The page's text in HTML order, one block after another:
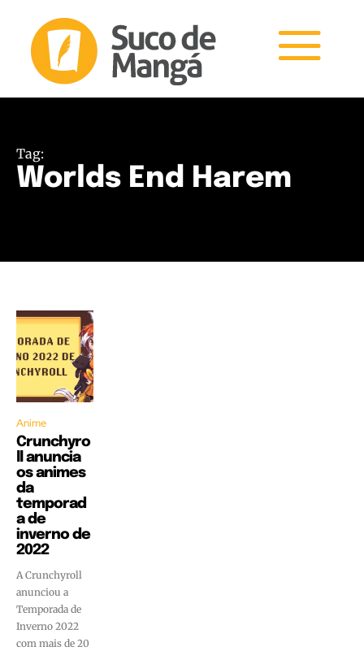
Tag:
Worlds End Harem
Anime
Crunchyro
ll anuncia
os animes
da
temporad
a de
inverno de
2022
A Crunchyroll
anunciou a
Temporada de
Inverno 2022
com mais de 20